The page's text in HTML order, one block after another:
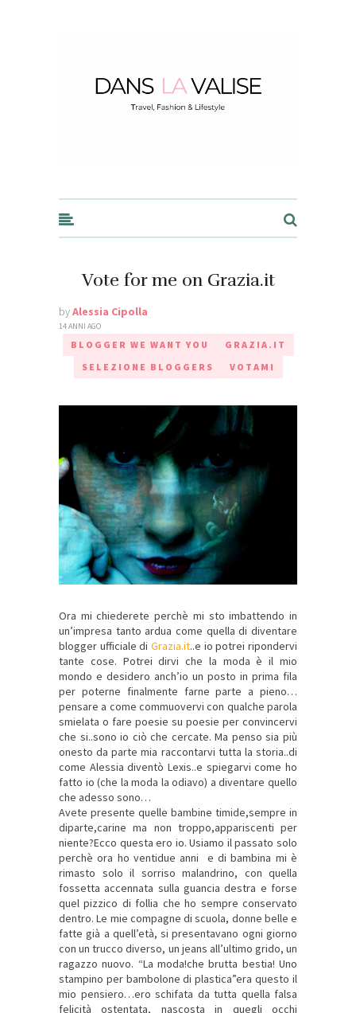
Vote for me on Grazia.it
byAlessia Cipolla
14 ANNI AGO
BLOGGER WE WANT YOU
GRAZIA.IT
SELEZIONE BLOGGERS
VOTAMI
Ora mi chiederete perchè mi sto imbattendo in
un’impresa tanto ardua come quella di diventare
blogger ufficiale di Grazia.it..e io potrei ripondervi
tante cose. Potrei dirvi che la moda è il mio
mondo e desidero anch’io un posto in prima fila
per poterne finalmente farne parte a pieno…
pensare a come commuovervi con qualche parola
smielata o fare poesie su poesie per convincervi
che si..sono io ciò che cercate. Ma penso sia più
onesto da parte mia raccontarvi tutta la storia..di
come Alessia diventò Lexis..e spiegarvi come ho
fatto io (che la moda la odiavo) a diventare quello
che adesso sono…
Avete presente quelle bambine timide,sempre in
diparte,carine ma non troppo,appariscenti per
niente?Ecco questa ero io. Usiamo il passato solo
perchè ora ho ventidue anni e di bambina mi è
rimasto solo il sorriso malandrino, con quella
fossetta accennata sulla guancia destra e forse
quel pizzico di follia che ho sempre conservato
dentro. Le mie compagne di scuola, donne belle e
fatte già a quell’età, si presentavano ogni giorno
con un trucco diverso, un jeans all’ultimo grido, un
ragazzo nuovo. “La moda!che brutta bestia! Uno
stampino per bambolone di plastica”era questo il
mio pensiero…ero schifata da tutta quella falsa
felicità ostentata, nascosta in quegli occhi